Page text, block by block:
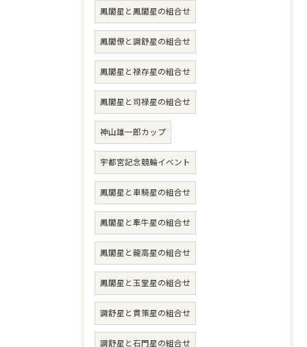
鳳閣星と鳳閣星の組合せ
鳳閣僚と調舒星の組合せ
鳳閣星と禄存星の組合せ
鳳閣星と司禄星の組合せ
神山雄一郎カップ
宇都宮記念競輪イベント
鳳閣星と車騎星の組合せ
鳳閣星と牽牛星の組合せ
鳳閣星と龍高星の組合せ
鳳閣星と玉堂星の組合せ
調舒星と貫策星の組合せ
調舒星と石門星の組合せ